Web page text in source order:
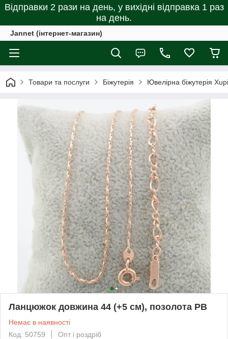
Відправки 2 рази на день, у вихідні відправка 1 раз
на день.
Jannet (інтернет-магазин)
Товари та послуги Біжутерія Ювелірна біжутерія
Ланцюжок довжина 44 (+5 см), позолота РВ
Немає в наявності
Код: 50759
Опт і роздріб